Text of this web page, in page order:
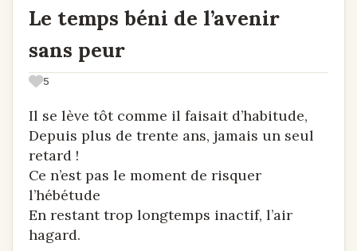
Le temps béni de l’avenir
sans peur
5
Il se lève tôt comme il faisait d’habitude,
Depuis plus de trente ans, jamais un seul
retard !
Ce n’est pas le moment de risquer
l’hébétude
En restant trop longtemps inactif, l’air
hagard.